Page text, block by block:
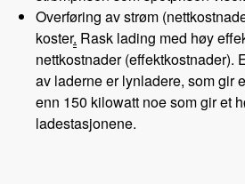
Overføring av strøm
koster. Rask lading med høy
nettkostnader (effektkostnader).
av laderne er lynladere, som gir
enn 150 kilowatt noe som gir et
ladestasjonene.